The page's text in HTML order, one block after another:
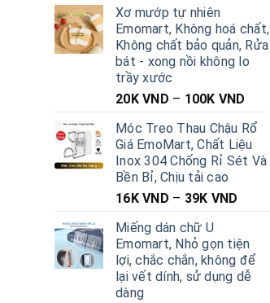
Xơ mướp tự nhiên
Emomart, Không hoá chất,
Không chất bảo quản, Rửa
bát - xong nồi không lo
trầy xước
20K VND – 100K VND
Móc Treo Thau Chậu Rổ
Giá EmoMart, Chất Liệu
Inox 304 Chống Rỉ Sét Và
Bền Bỉ, Chịu tải cao
16K VND – 39K VND
Miếng dán chữ U
Emomart, Nhỏ gọn tiện
lợi, chắc chắn, không để
lại vết dính, sử dụng dễ
dàng